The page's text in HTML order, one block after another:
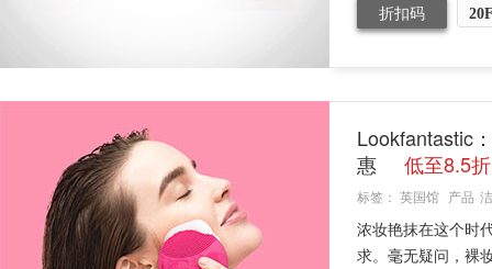
折扣码
Lookfantastic
惠
低至8.5
标签： 英国馆 产品
浓妆艳抹在这个时
求。毫无疑问，裸